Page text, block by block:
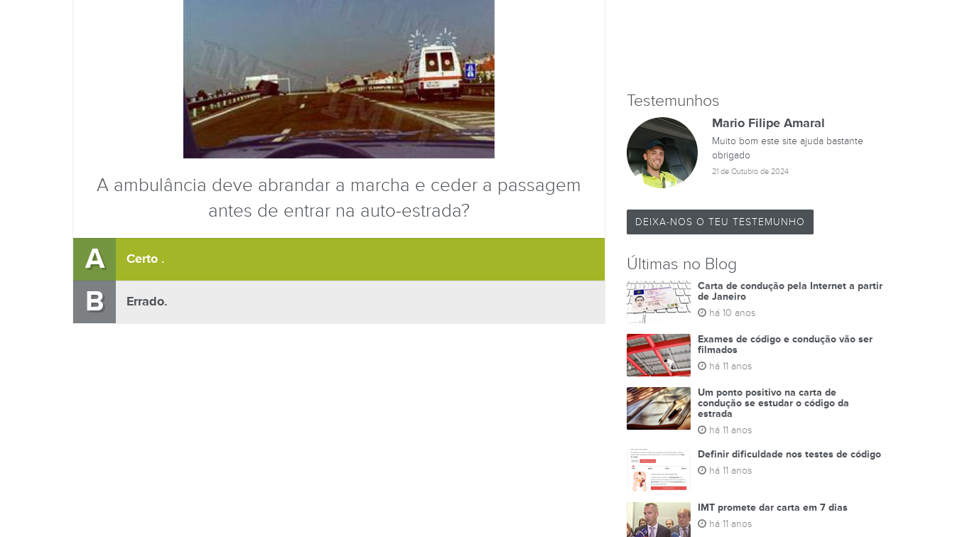
A ambulância deve abrandar a marcha e ceder a passagem
antes de entrar na auto-estrada?
A Certo .
B Errado.
Testemunhos
Mario Filipe Amaral
Muito bom este site ajuda bastante
obrigado
21 de Outubro de 2024
DEIXA-NOS O TEU TESTEMUNHO
Últimas no Blog
Carta de condução pela Internet a partir
de Janeiro
há 10 anos
Exames de código e condução vão ser
filmados
há 11 anos
Um ponto positivo na carta de
condução se estudar o código da
estrada
há 11 anos
Definir dificuldade nos testes de código
há 11 anos
IMT promete dar carta em 7 dias
há 11 anos